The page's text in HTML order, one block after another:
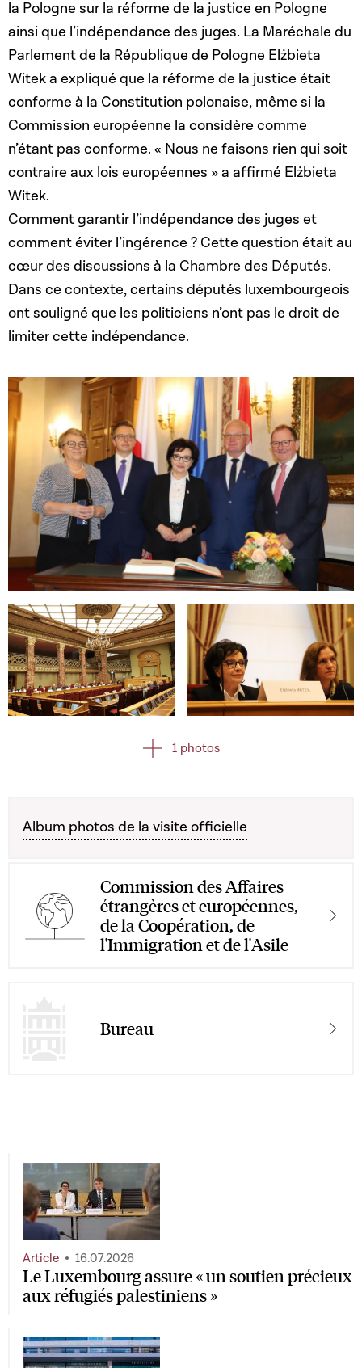
la Pologne sur la réforme de la justice en Pologne
ainsi que l’indépendance des juges. La Maréchale du
Parlement de la République de Pologne Elżbieta
Witek a expliqué que la réforme de la justice était
conforme à la Constitution polonaise, même si la
Commission européenne la considère comme
n’étant pas conforme. « Nous ne faisons rien qui soit
contraire aux lois européennes » a affirmé Elżbieta
Witek.
Comment garantir l’indépendance des juges et
comment éviter l’ingérence ? Cette question était au
cœur des discussions à la Chambre des Députés.
Dans ce contexte, certains députés luxembourgeois
ont souligné que les politiciens n’ont pas le droit de
limiter cette indépendance.
Open image in gallery
Open image in gallery Open image in gallery
1 photos
Album photos de la visite officielle
Commission des Affaires
étrangères et européennes,
de la Coopération, de
l'Immigration et de l'Asile
Bureau
Le Luxembourg assure « un soutien précieux
aux réfugiés palestiniens »
Article 16.07.2026